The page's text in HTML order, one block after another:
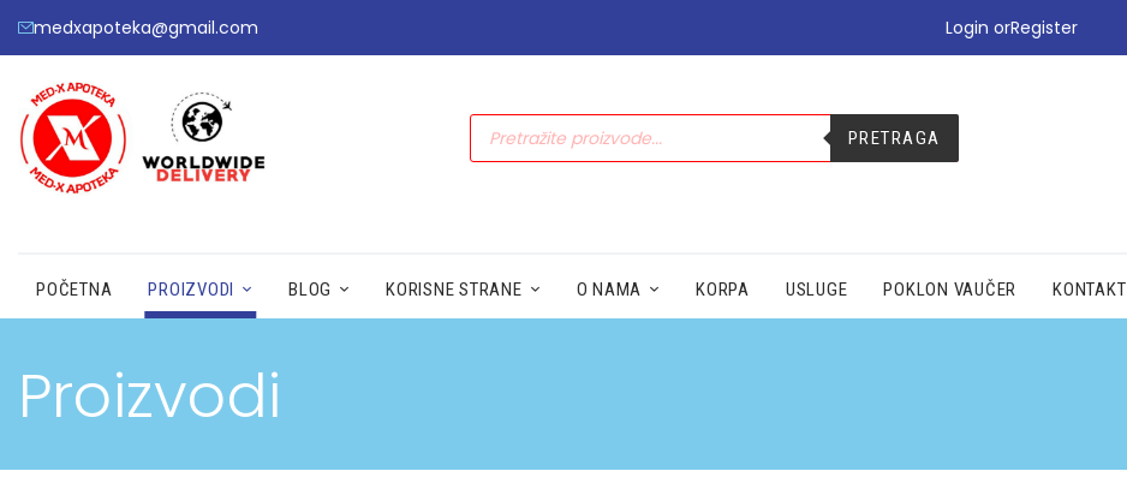
medxapoteka@gmail.com Login orRegister
PRETRAGA
POČETNA PROIZVODI BLOG KORISNE STRANE O NAMA KORPA USLUGE POKLON VAUČER KONTAKT
Proizvodi
•NEGA | LEPOTA
•SEZONSKI PROIZVODI